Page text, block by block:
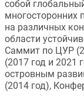
собой
многосторонних
на различных
области
Саммит по ЦУР
(2017 год и
островным
(2014 год),